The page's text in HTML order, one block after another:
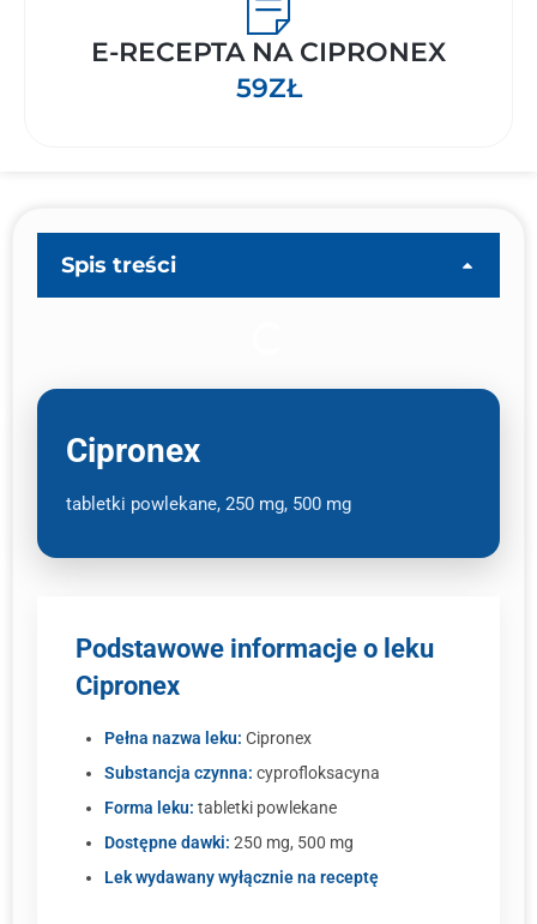
E-RECEPTA NA CIPRONEX
59ZŁ
Spis treści
Cipronex
tabletki powlekane, 250 mg, 500 mg
Podstawowe informacje o leku
Cipronex
Pełna nazwa leku: Cipronex
Substancja czynna: cyprofloksacyna
Forma leku: tabletki powlekane
Dostępne dawki: 250 mg, 500 mg
Lek wydawany wyłącznie na receptę